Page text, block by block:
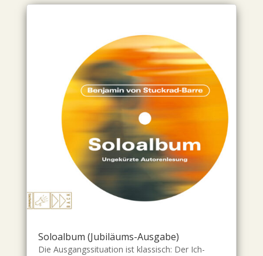
Soloalbum (Jubiläums-Ausgabe)
Die Ausgangssituation ist klassisch: Der Ich-